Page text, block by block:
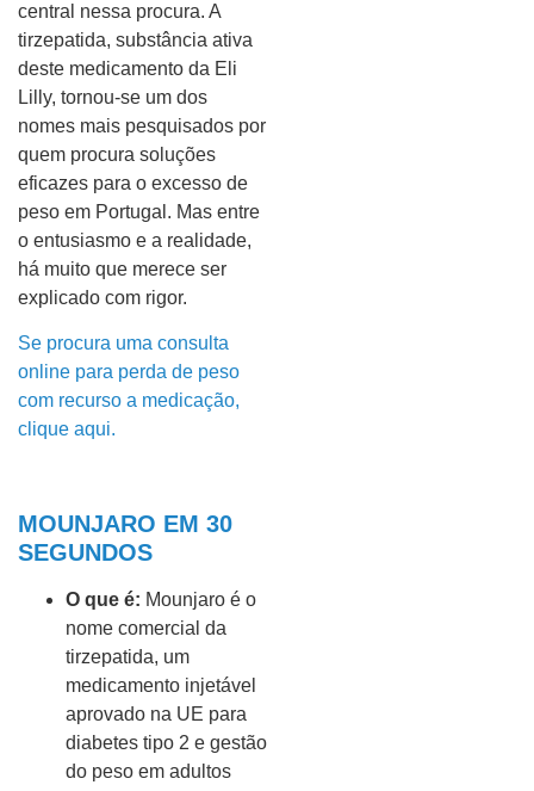
central nessa procura. A
tirzepatida, substância ativa
deste medicamento da Eli
Lilly, tornou-se um dos
nomes mais pesquisados por
quem procura soluções
eficazes para o excesso de
peso em Portugal. Mas entre
o entusiasmo e a realidade,
há muito que merece ser
explicado com rigor.
Se procura uma consulta
online para perda de peso
com recurso a medicação,
clique aqui.
MOUNJARO EM 30
SEGUNDOS
O que é: Mounjaro é o
nome comercial da
tirzepatida, um
medicamento injetável
aprovado na UE para
diabetes tipo 2 e gestão
do peso em adultos